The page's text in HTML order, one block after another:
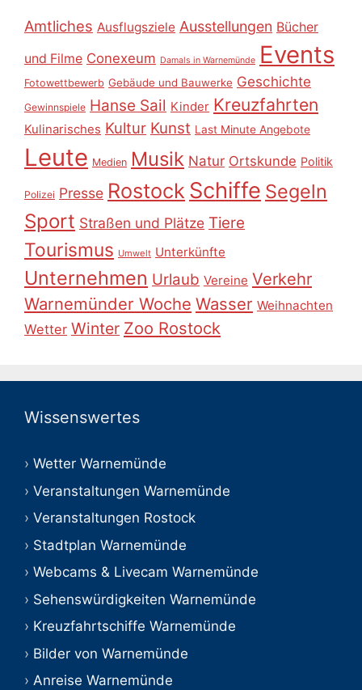
Amtliches Ausflugsziele Ausstellungen Bücher
und Filme Conexeum Damals in Warnemünde Events
Fotowettbewerb Gebäude und Bauwerke Geschichte
Gewinnspiele Hanse Sail Kinder Kreuzfahrten
Kulinarisches Kultur Kunst Last Minute Angebote
Leute Medien Musik Natur Ortskunde Politik
Polizei Presse Rostock Schiffe Segeln
Sport Straßen und Plätze Tiere
Tourismus Umwelt Unterkünfte
Unternehmen Urlaub Vereine Verkehr
Warnemünder Woche Wasser Weihnachten
Wetter Winter Zoo Rostock
Wissenswertes
Wetter Warnemünde
Veranstaltungen Warnemünde
Veranstaltungen Rostock
Stadtplan Warnemünde
Webcams & Livecam Warnemünde
Sehenswürdigkeiten Warnemünde
Kreuzfahrtschiffe Warnemünde
Bilder von Warnemünde
Anreise Warnemünde